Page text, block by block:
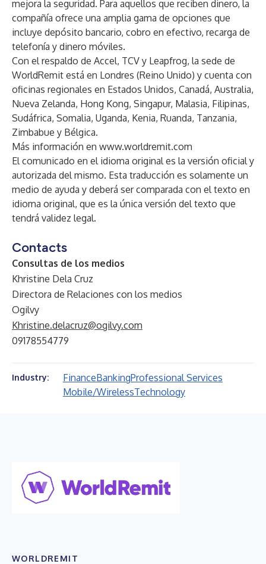
mejora la seguridad. Para aquellos que reciben dinero, la
compañía ofrece una amplia gama de opciones que
incluye depósito bancario, cobro en efectivo, recarga de
telefonía y dinero móviles.
Con el respaldo de Accel, TCV y Leapfrog, la sede de
WorldRemit está en Londres (Reino Unido) y cuenta con
oficinas regionales en Estados Unidos, Canadá, Australia,
Nueva Zelanda, Hong Kong, Singapur, Malasia, Filipinas,
Sudáfrica, Somalia, Uganda, Kenia, Ruanda, Tanzania,
Zimbabue y Bélgica.
Más información en www.worldremit.com
El comunicado en el idioma original es la versión oficial y
autorizada del mismo. Esta traducción es solamente un
medio de ayuda y deberá ser comparada con el texto en
idioma original, que es la única versión del texto que
tendrá validez legal.
Contacts
Consultas de los medios
Khristine Dela Cruz
Directora de Relaciones con los medios
Ogilvy
Khristine.delacruz@ogilvy.com
09178554779
Industry: FinanceBankingProfessional Services
Mobile/WirelessTechnology
WORLDREMIT